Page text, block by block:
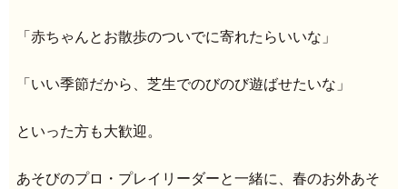
「赤ちゃんとお散歩のついでに寄れたらいいな」
「いい季節だから、芝生でのびのび遊ばせたいな」
といった方も大歓迎。
あそびのプロ・プレイリーダーと一緒に、春のお外あそ